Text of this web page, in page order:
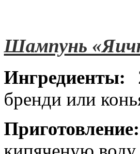
Шампунь
Ингредиенты:
бренди или